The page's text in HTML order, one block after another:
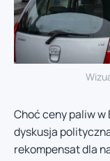
Choć ceny paliw w
dyskusja
rekompensat dla